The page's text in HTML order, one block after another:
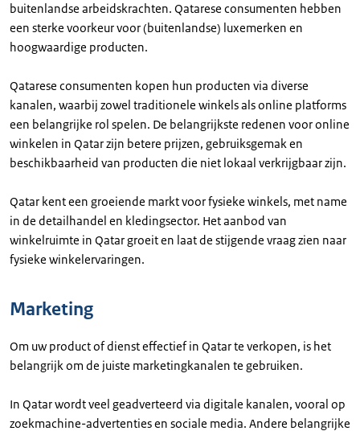
buitenlandse arbeidskrachten. Qatarese consumenten hebben
een sterke voorkeur voor (buitenlandse) luxemerken en
hoogwaardige producten.
Qatarese consumenten kopen hun producten via diverse
kanalen, waarbij zowel traditionele winkels als online platforms
een belangrijke rol spelen. De belangrijkste redenen voor online
winkelen in Qatar zijn betere prijzen, gebruiksgemak en
beschikbaarheid van producten die niet lokaal verkrijgbaar zijn.
Qatar kent een groeiende markt voor fysieke winkels, met name
in de detailhandel en kledingsector. Het aanbod van
winkelruimte in Qatar groeit en laat de stijgende vraag zien naar
fysieke winkelervaringen.
Marketing
Om uw product of dienst effectief in Qatar te verkopen, is het
belangrijk om de juiste marketingkanalen te gebruiken.
In Qatar wordt veel geadverteerd via digitale kanalen, vooral op
zoekmachine-advertenties en sociale media. Andere belangrijke